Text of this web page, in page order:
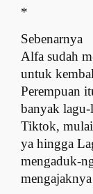
*
Sebenarnya
Alfa sudah
untuk
Perempuan
banyak
Tiktok,
ya hingga
mengaduk-